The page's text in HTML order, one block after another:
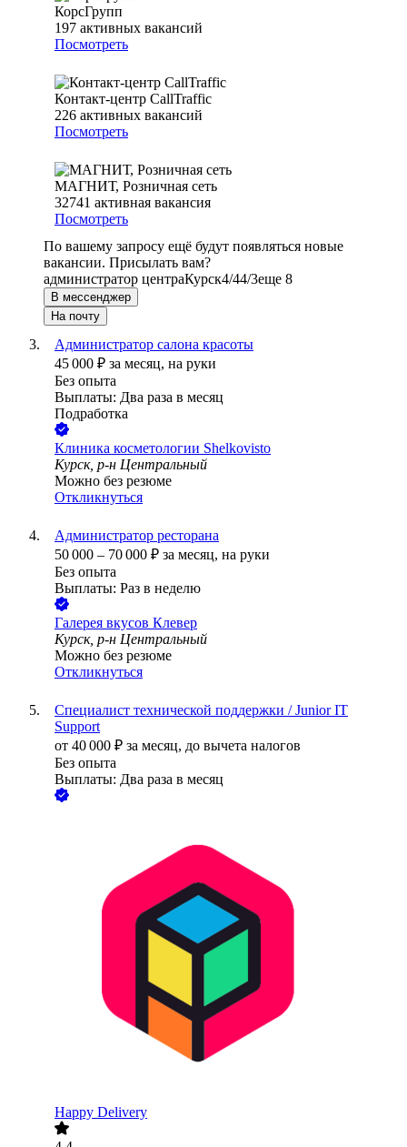
КорсГрупп
197 активных вакансий
Посмотреть
Контакт-центр CallTraffic
226 активных вакансий
Посмотреть
МАГНИТ, Розничная сеть
32741 активная вакансия
Посмотреть
По вашему запросу ещё будут появляться новые
вакансии. Присылать вам?
администратор центраКурск4/44/3еще 8
В мессенджер
На почту
Администратор салона красоты
45 000 ₽ за месяц, на руки
Без опыта
Выплаты: Два раза в месяц
Подработка
Клиника косметологии Shelkovisto
Курск, р-н Центральный
Можно без резюме
Откликнуться
Администратор ресторана
50 000 – 70 000 ₽ за месяц, на руки
Без опыта
Выплаты: Раз в неделю
Галерея вкусов Клевер
Курск, р-н Центральный
Можно без резюме
Откликнуться
Специалист технической поддержки / Junior IT
Support
от 40 000 ₽ за месяц, до вычета налогов
Без опыта
Выплаты: Два раза в месяц
Happy Delivery